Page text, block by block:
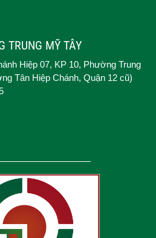
TRUNG MỸ TÂY
Hiệp 07, KP 10, Phường Trung
Tân Hiệp Chánh, Quận 12 cũ)